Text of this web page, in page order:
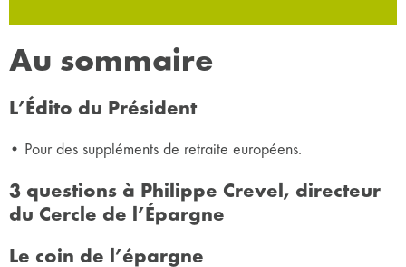
Au sommaire
L’Édito du Président
• Pour des suppléments de retraite européens.
3 questions à Philippe Crevel, directeur
du Cercle de l’Épargne
Le coin de l’épargne